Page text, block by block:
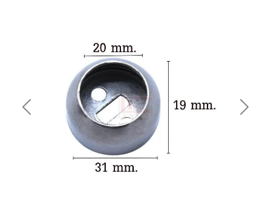
Previous Next